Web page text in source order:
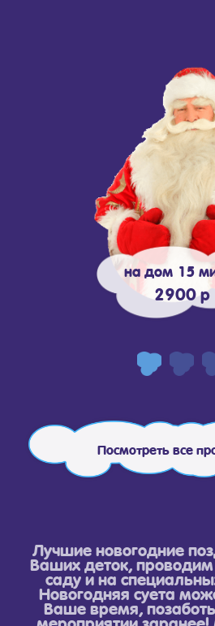
на дом 15
2900 р
Посмотреть все
Лучшие новогодние
Ваших деток,
саду и на
Новогодняя суета
Ваше время,